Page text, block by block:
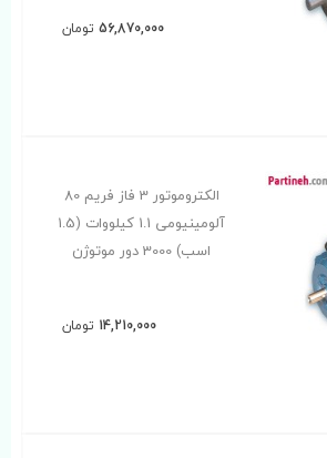
56,870,000 تومان
الکتروموتور 3 فاز فریم 80
آلومینیومی 1.1 کیلووات (1.5
اسب) 3000 دور موتوژن
14,210,000 تومان